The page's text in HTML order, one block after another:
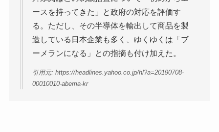
ースを持ってきた」と政府の対応を評価す
る。ただし、その半導体を輸出して商品を製
造している日本企業も多く、ゆくゆくは「ブ
ーメランになる」との指摘も付け加えた。
引用元: https://headlines.yahoo.co.jp/hl?a=20190708-
00010010-abema-kr